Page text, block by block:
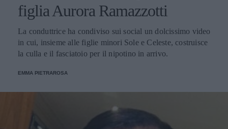
figlia Aurora Ramazzotti
La conduttrice ha condiviso sui social un dolcissimo video
in cui, insieme alle figlie minori Sole e Celeste, costruisce
la culla e il fasciatoio per il nipotino in arrivo.
EMMA PIETRAROSA